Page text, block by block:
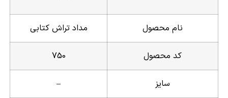
نام محصول مداد تراش کتابی
کد محصول 750
سایز –